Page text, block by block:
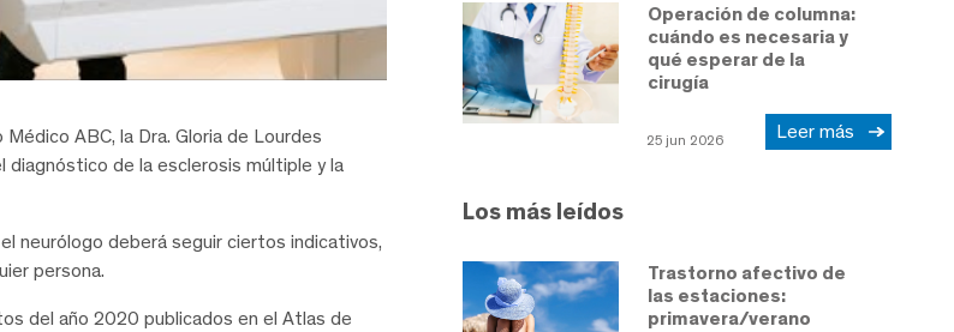
ABC, la Dra. Gloria de Lourdes
diagnóstico de la esclerosis múltiple y la
neurólogo deberá seguir ciertos indicativos,
persona.
del año 2020 publicados en el Atlas de
Operación de columna:
cuándo es necesaria y
qué esperar de la
cirugía
25 jun 2026 Leer más
Los más leídos
Trastorno afectivo de
las estaciones:
primavera/verano